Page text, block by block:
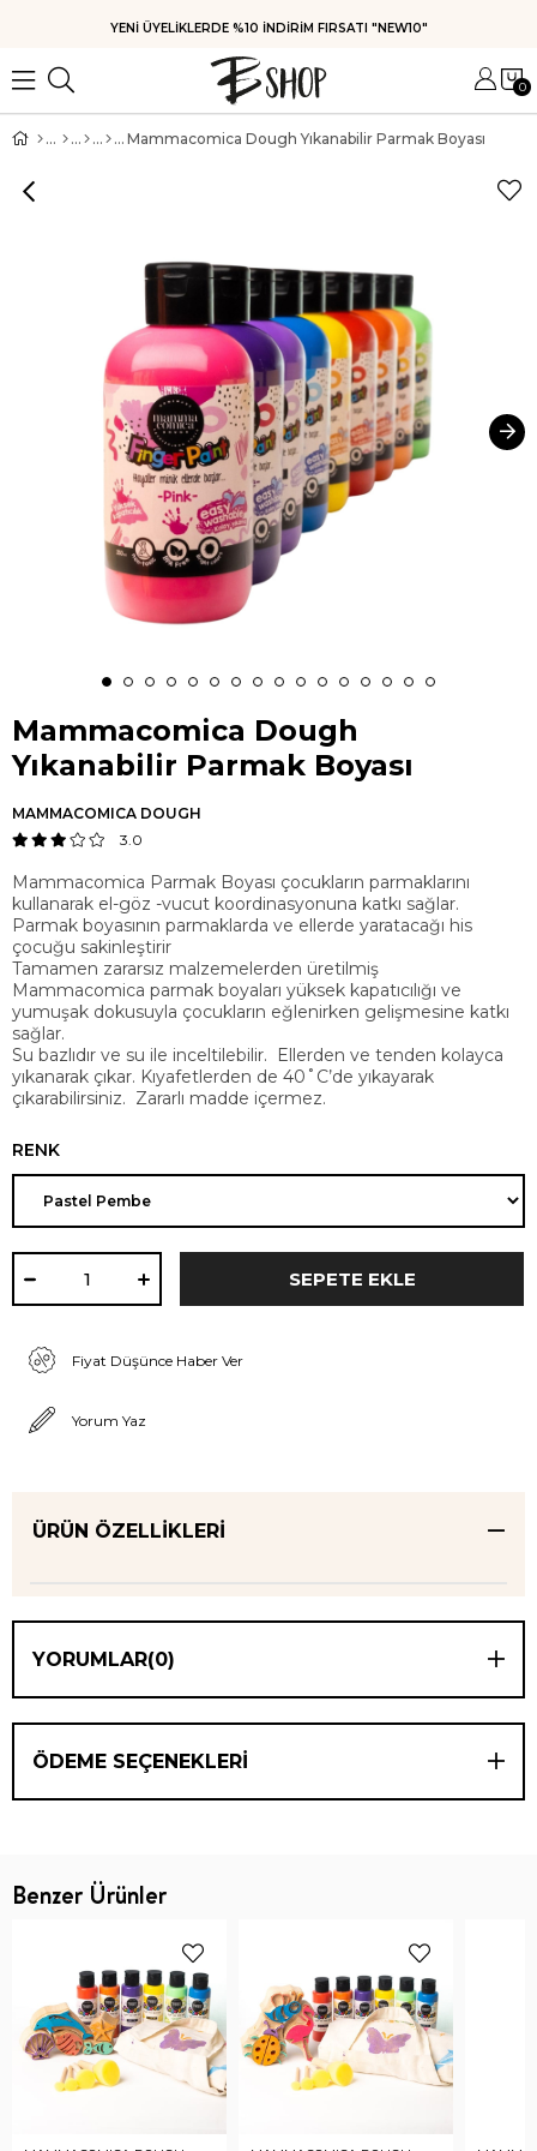
YENİ ÜYELİKLERDE %10 İNDİRİM FIRSATI "NEW10"
0
Mammacomica Dough Yıkanabilir Parmak Boyası
Mammacomica Dough
Yıkanabilir Parmak Boyası
MAMMACOMICA DOUGH
3.0
Mammacomica Parmak Boyası çocukların parmaklarını
kullanarak el-göz -vucut koordinasyonuna katkı sağlar.
Parmak boyasının parmaklarda ve ellerde yaratacağı his
çocuğu sakinleştirir
Tamamen zararsız malzemelerden üretilmiş
Mammacomica parmak boyaları yüksek kapatıcılığı ve
yumuşak dokusuyla çocukların eğlenirken gelişmesine katkı
sağlar.
Su bazlıdır ve su ile inceltilebilir. Ellerden ve tenden kolayca
yıkanarak çıkar. Kıyafetlerden de 40˚C’de yıkayarak
çıkarabilirsiniz. Zararlı madde içermez.
RENK
Fiyat Düşünce Haber Ver
Yorum Yaz
ÜRÜN ÖZELLIKLERI
YORUMLAR(0)
ÖDEME SEÇENEKLERI
Benzer Ürünler